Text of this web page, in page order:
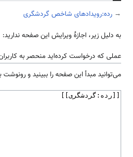
→ رده:رویدادهای شاخص گردشگری
به دلیل زیر، اجازهٔ ویرایش این صفحه ندارید:
عملی که درخواست کرده‌اید منحصر به
می‌توانید مبدأ این صفحه را ببینید و رونوشت